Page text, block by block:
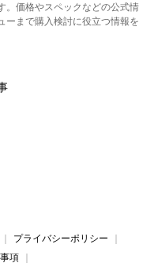
。価格やスペックなどの公式情
ーまで購入検討に役立つ情報を
プライバシーポリシー
項